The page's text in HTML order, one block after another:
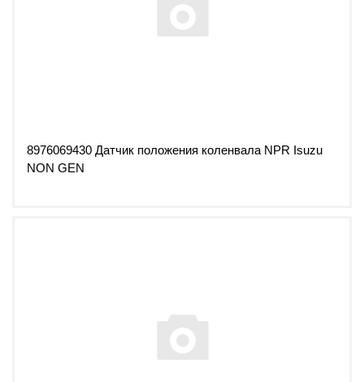
8976069430 Датчик положения коленвала NPR Isuzu
NON GEN